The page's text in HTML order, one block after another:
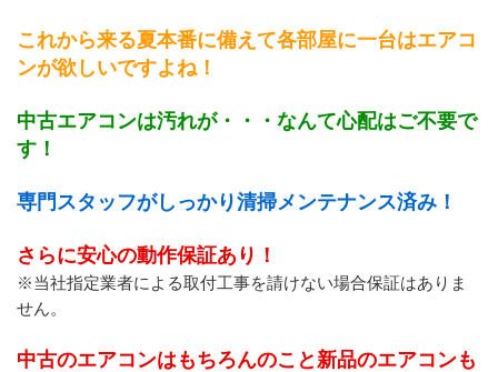
これから来る夏本番に備えて各部屋に一台はエアコ
ンが欲しいですよね！
中古エアコンは汚れが・・・なんて心配はご不要で
す！
専門スタッフがしっかり清掃メンテナンス済み！
さらに安心の動作保証あり！
﻿※当社指定業者による取付工事を請けない場合保証はありま
せん。
中古のエアコンはもちろんのこと新品のエアコンも